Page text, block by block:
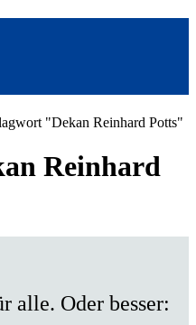
"Dekan Reinhard Potts"
Reinhard
alle. Oder besser: